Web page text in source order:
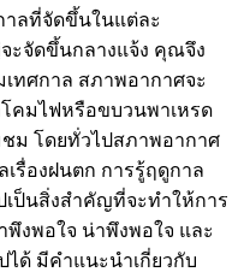
ลที่จัดขึ้นในแต่ละ
ะจัดขึ้นกลางแจ้ง คุณจึง
ทศกาล สภาพอากาศจะ
คมไฟหรือขบวนพาเหรด
ม โดยทั่วไปสภาพอากาศ
รื่องฝนตก การรู้ฤดูกาล
ป็นสิ่งสำคัญที่จะทำให้การ
งพอใจ น่าพึงพอใจ และ
ได้ มีคำแนะนำเกี่ยวกับ